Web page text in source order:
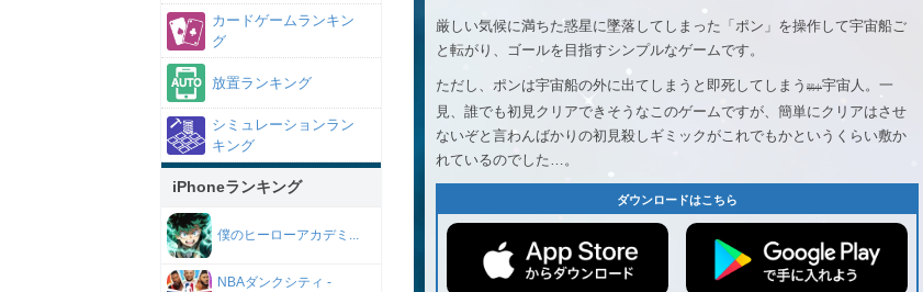
カードゲームランキン
グ
放置ランキング
シミュレーションラン
キング
iPhoneランキング
僕のヒーローアカデミ...
NBAダンクシティ -
厳しい気候に満ちた惑星に墜落してしまった「ポン」を操作して宇宙船ご
と転がり、ゴールを目指すシンプルなゲームです。
ただし、ポンは宇宙船の外に出てしまうと即死してしまう 弱小宇宙人。一
見、誰でも初見クリアできそうなこのゲームですが、簡単にクリアはさせ
ないぞと言わんばかりの初見殺しギミックがこれでもかというくらい敷か
れているのでした…。
ダウンロードはこちら